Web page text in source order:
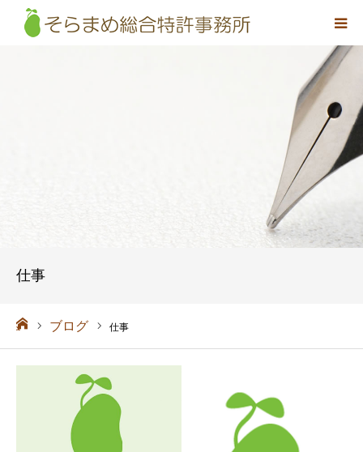
仕事
ム ブログ 仕事
採用情報